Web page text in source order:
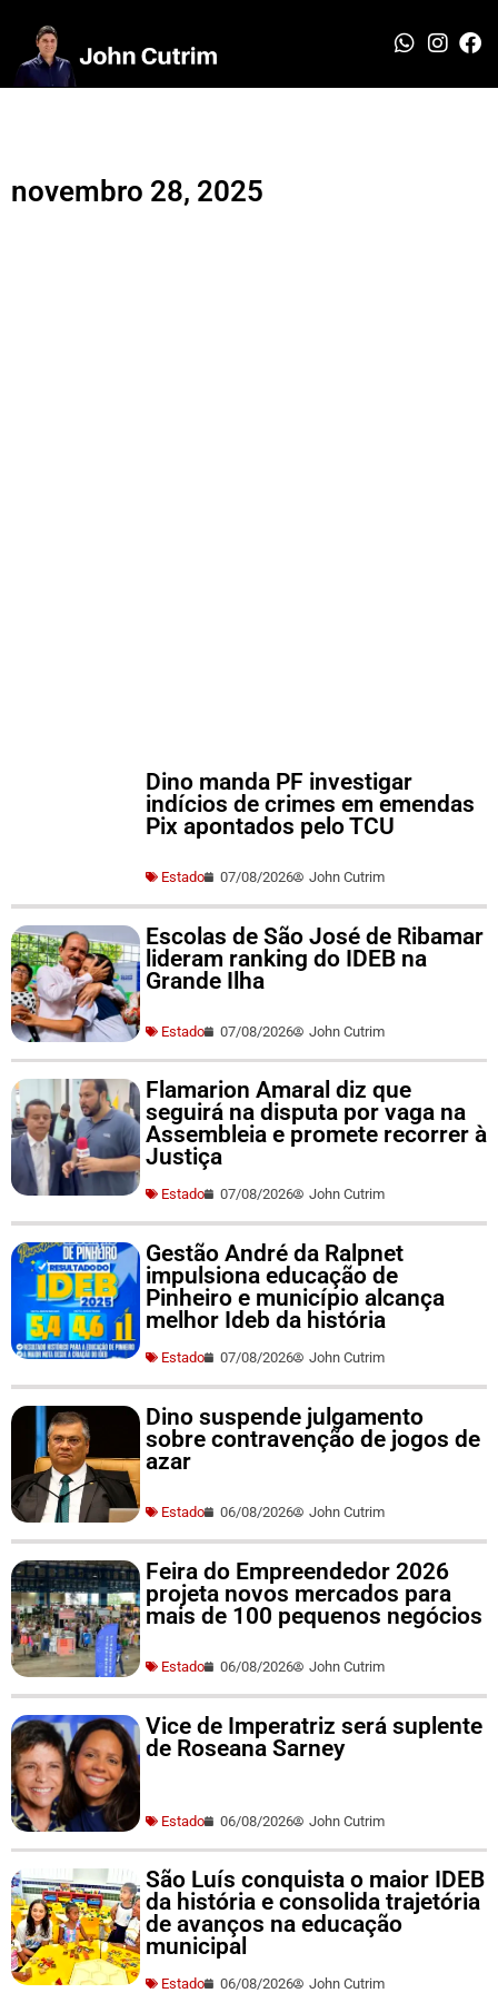
novembro 28, 2025
Dino manda PF investigar
indícios de crimes em emendas
Pix apontados pelo TCU
Estado 07/08/2026 John Cutrim
Escolas de São José de Ribamar
lideram ranking do IDEB na
Grande Ilha
Estado 07/08/2026 John Cutrim
Flamarion Amaral diz que
seguirá na disputa por vaga na
Assembleia e promete recorrer à
Justiça
Estado 07/08/2026 John Cutrim
Gestão André da Ralpnet
impulsiona educação de
Pinheiro e município alcança
melhor Ideb da história
Estado 07/08/2026 John Cutrim
Dino suspende julgamento
sobre contravenção de jogos de
azar
Estado 06/08/2026 John Cutrim
Feira do Empreendedor 2026
projeta novos mercados para
mais de 100 pequenos negócios
Estado 06/08/2026 John Cutrim
Vice de Imperatriz será suplente
de Roseana Sarney
Estado 06/08/2026 John Cutrim
São Luís conquista o maior IDEB
da história e consolida trajetória
de avanços na educação
municipal
Estado 06/08/2026 John Cutrim